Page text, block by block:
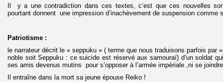
Il y a une contradiction dans ces textes, c’est que ces nouvelles
pourtant donnent une impression d’inachèvement de suspension comme
Patriotisme :
le narrateur décrit le « seppuku » ( terme que nous traduisons parfois par
noble soit Seppuku : ce suicide est réservé aux samouraï) d’un soldat
ses amis devenus mutins pour s’opposer à l’armée impériale ,ni se
Il entraîne dans la mort sa jeune épouse Reiko !